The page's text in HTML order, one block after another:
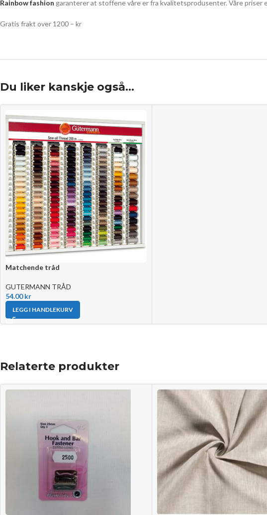
Rainbow fashion garanterer at stoffene våre er fra kvalitetsprodusenter. Våre
Gratis frakt over 1200 – kr
Du liker kanskje også…
Matchende tråd
GUTERMANN TRÅD
54.00kr
LEGG I HANDLEKURV
Relaterte produkter